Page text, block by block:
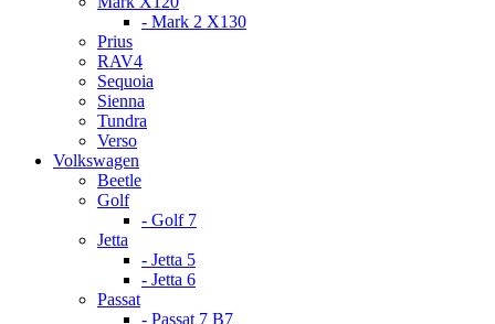
- Mark 2 X130
Prius
RAV4
Sequoia
Sienna
Tundra
Verso
Volkswagen
Beetle
Golf
- Golf 7
Jetta
- Jetta 5
- Jetta 6
Passat
- Passat 7 B7